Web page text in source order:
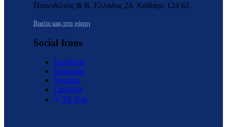
Ποσειδώνος & Β. Ελλάδος 24, Χαϊδάρι, 124 62
Βρείτε μας στο χάρτη
Social Icons
Facebook
Instagram
Youtube
LinkedIn
Tik Tok